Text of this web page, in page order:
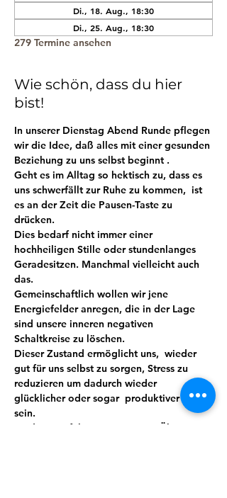
Di., 18. Aug., 18:30
Di., 25. Aug., 18:30
279 Termine ansehen
Wie schön, dass du hier
bist!
In unserer Dienstag Abend Runde pflegen
wir die Idee, daß alles mit einer gesunden
Beziehung zu uns selbst beginnt .
Geht es im Alltag so hektisch zu, dass es
uns schwerfällt zur Ruhe zu kommen,  ist
es an der Zeit die Pausen-Taste zu
drücken.
Dies bedarf nicht immer einer
hochheiligen Stille oder stundenlanges
Geradesitzen. Manchmal vielleicht auch
das.
Gemeinschaftlich wollen wir jene
Energiefelder anregen, die in der Lage
sind unsere inneren negativen
Schaltkreise zu löschen.
Dieser Zustand ermöglicht uns,  wieder
gut für uns selbst zu sorgen, Stress zu
reduzieren um dadurch wieder
glücklicher oder sogar  produktiver zu
sein.
Meditation führt mit ein wenig Übung